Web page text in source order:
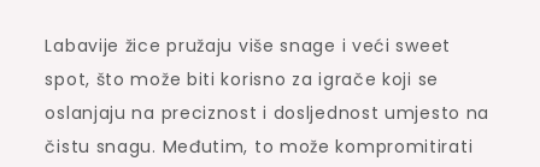
Labavije žice pružaju više snage i veći sweet
spot, što može biti korisno za igrače koji se
oslanjaju na preciznost i dosljednost umjesto na
čistu snagu. Međutim, to može kompromitirati